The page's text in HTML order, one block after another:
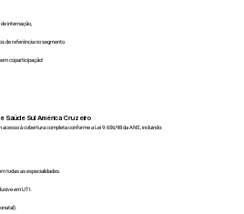
internação,
de referência no segmento
coparticipação!
Saúde Sul AméricaCruzeiro
acesso à cobertura completa conforme a Lei 9.656/98 da ANS, incluindo:
todas as especialidades.
em UTI.